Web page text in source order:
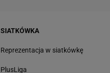
SIATKÓWKA
Reprezentacja w siatkówkę
PlusLiga